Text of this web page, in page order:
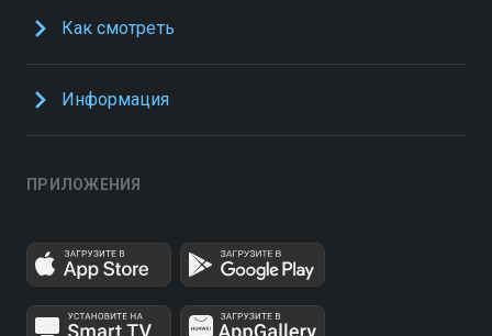
Как смотреть
Информация
ПРИЛОЖЕНИЯ